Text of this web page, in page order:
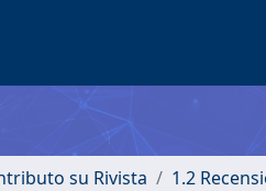
su Rivista 1.2